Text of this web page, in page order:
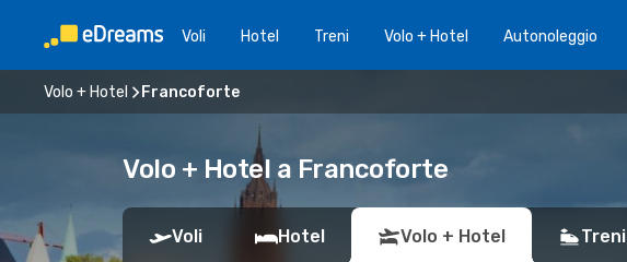
Voli Hotel Treni Volo + Hotel Autonoleggio
Volo + Hotel Francoforte
Volo + Hotel a Francoforte
Voli Hotel Volo + Hotel Treni